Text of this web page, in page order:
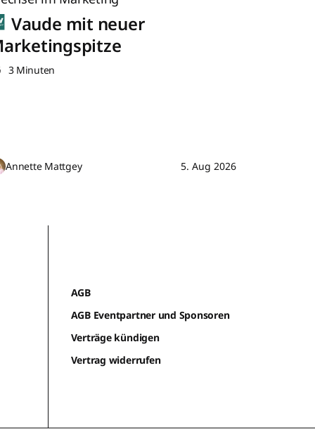
Vaude mit neuer
3 Minuten
Annette Mattgey 5. Aug 2026
AGB
AGB Eventpartner und Sponsoren
Verträge kündigen
Vertrag widerrufen